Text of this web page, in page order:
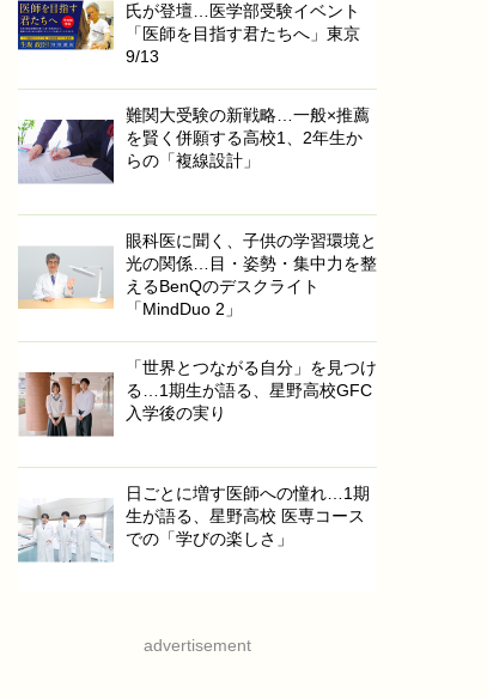
氏が登壇…医学部受験イベント
「医師を目指す君たちへ」東京
9/13
難関大受験の新戦略…一般×推薦
を賢く併願する高校1、2年生か
らの「複線設計」
眼科医に聞く、子供の学習環境と
光の関係…目・姿勢・集中力を整
えるBenQのデスクライト
「MindDuo 2」
「世界とつながる自分」を見つけ
る…1期生が語る、星野高校GFC
入学後の実り
日ごとに増す医師への憧れ…1期
生が語る、星野高校 医専コース
での「学びの楽しさ」
advertisement